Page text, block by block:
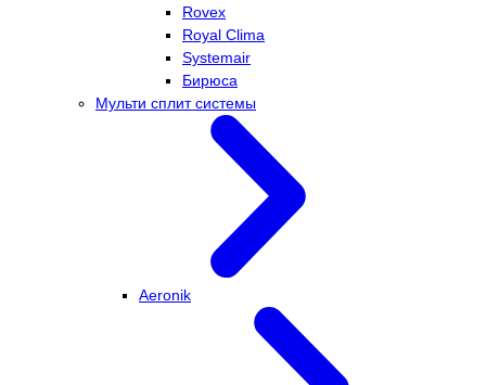
Rovex
Royal Clima
Systemair
Бирюса
Мульти сплит системы
Aeronik